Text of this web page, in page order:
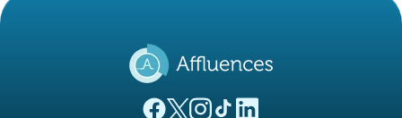
(new tab)
(new tab)
(new tab)(new tab)